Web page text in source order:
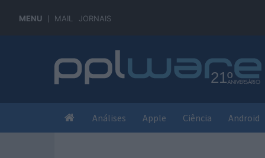
MENU MAIL JORNAIS
Análises Apple Ciência Android